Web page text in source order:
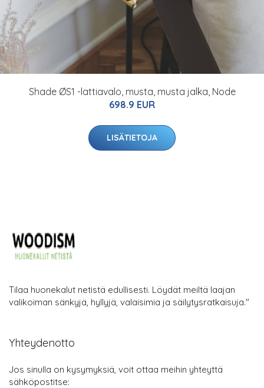
Shade ØS1 -lattiavalo, musta, musta jalka, Node
698.9 EUR
LISÄTIETOJA
Tilaa huonekalut netistä edullisesti. Löydät meiltä laajan
valikoiman sänkyjä, hyllyjä, valaisimia ja säilytysratkaisuja."
Yhteydenotto
Jos sinulla on kysymyksiä, voit ottaa meihin yhteyttä
sähköpostitse: